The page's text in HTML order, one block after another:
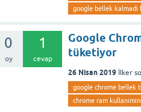
google bellek kalmadi
0
oy
1
cevap
Google
tüketiyor
26 Nisan 2019 İlker
google chrome bellek
chrome ram